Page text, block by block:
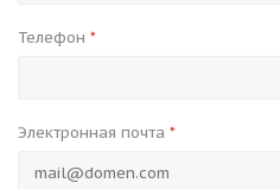
Телефон *
Электронная почта *